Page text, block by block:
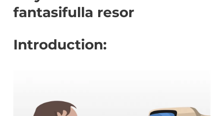
fantasifulla resor
Introduction: